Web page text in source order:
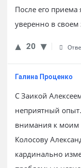
После его приема
уверенно в своем
20
Галина Проценко
С Заикой
неприятный
внимания к моим
Колосову
кардинально